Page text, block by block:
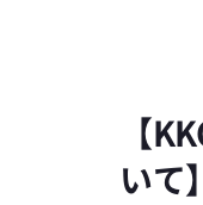
【
いて】